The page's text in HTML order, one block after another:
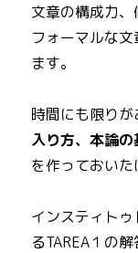
文章の構成力
フォーマルな
ます。
時間にも限りが
入り方、本論
を作っておいた
インスティト
るTAREA１の解